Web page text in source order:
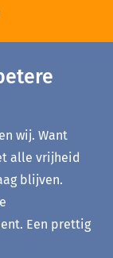
wij. Want
alle vrijheid
blijven.
Een prettig